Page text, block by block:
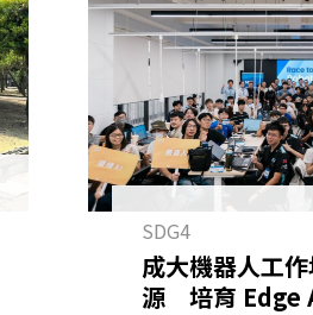
SDG4
成大機器人工
源 培育 Edge